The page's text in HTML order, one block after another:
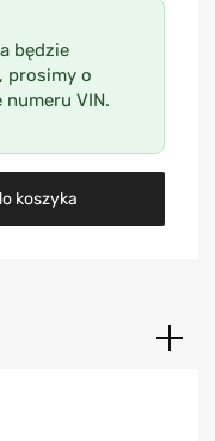
będzie
prosimy o
VIN.
koszyka
a